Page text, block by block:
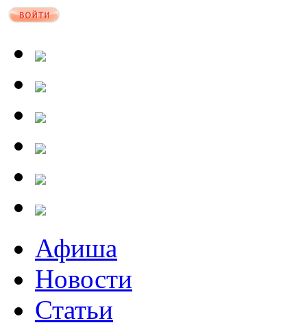
Афиша
Новости
Статьи